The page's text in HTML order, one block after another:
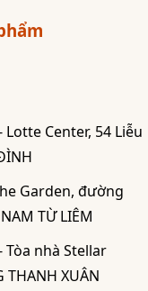
Center, 54 Liễu
Garden, đường
TỪ LIÊM
Tòa nhà Stellar
THANH XUÂN